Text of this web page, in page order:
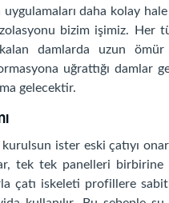
daha kolay
bizim işimiz. Her
damlarda uzun ömür
uğrattığı damlar
gelecektir.
ister eski çatıyı
tek tek panelleri
çatı iskeleti profillere